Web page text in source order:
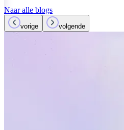
Naar alle blogs
vorige volgende